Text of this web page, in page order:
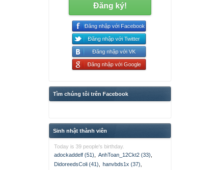
Đăng ký!
Đăng nhập với Facebook
Đăng nhập với Twitter
Đăng nhập với VK
Đăng nhập với Google
Tìm chúng tôi trên Facebook
Sinh nhật thành viên
Today is 39 people's birthday.
adockaddelf (51)
AnhToan_12Ckt2 (33)
DidoreedsColi (41)
hanvbds1x (37)